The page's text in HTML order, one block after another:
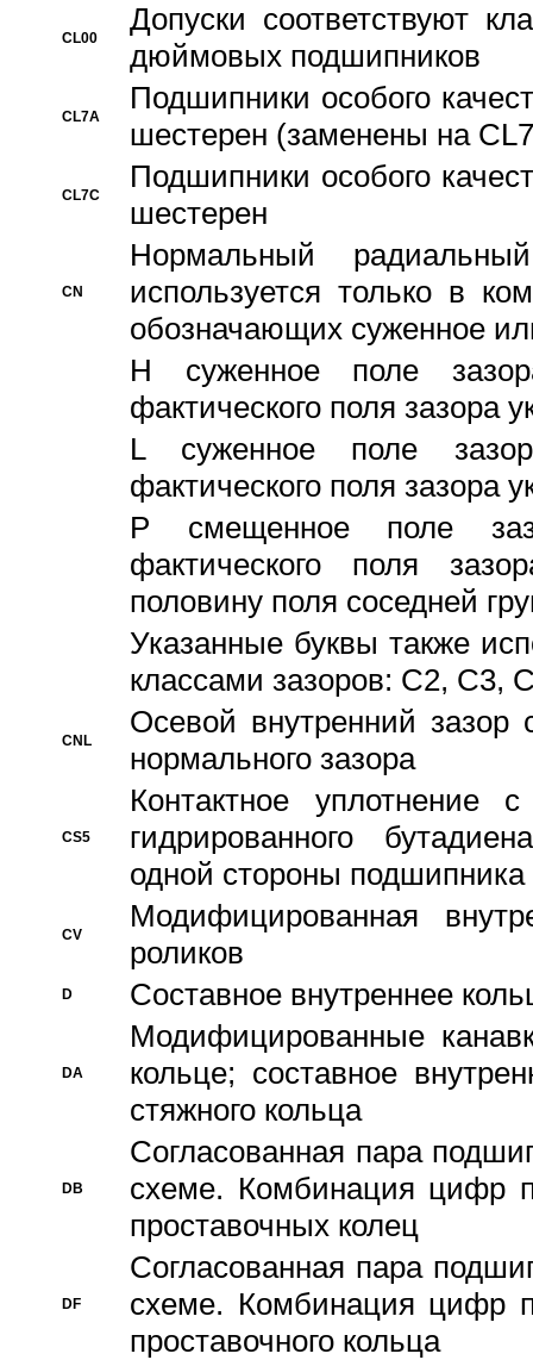
CL00
Допуски соответствуют
дюймовых подшипников
CL7A
Подшипники особого
шестерен (заменены на
CL7C
Подшипники особого
шестерен
CN
Hормальный
используется только в
обозначающих суженное
H суженное поле
фактического поля зазора
L суженное поле
фактического поля зазора
P смещенное поле
фактического поля
половину поля соседней
Указанные буквы также
классами зазоров: С2,
CNL
Осевой внутренний зазор
нормального зазора
CS5
Контактное уплотнение
гидрированного
одной стороны подшипника
CV
Модифицированная
роликов
D Составное внутреннее
DA
Модифицированные
кольце; составное
стяжного кольца
DB
Согласованная пара
схеме. Комбинация цифр
проставочных колец
DF
Согласованная пара
схеме. Комбинация цифр
проставочного кольца